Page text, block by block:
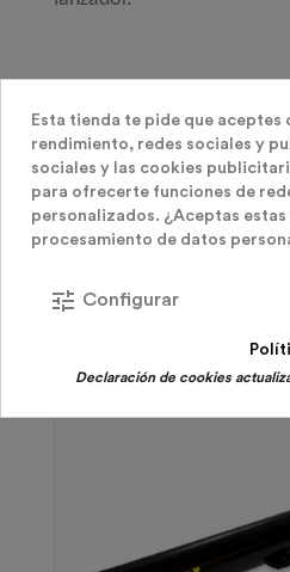
PRODUCTOS
PRODUCTOS EN LA
Agotado
Esta tienda te pide que aceptes
rendimiento, redes sociales y
sociales y las cookies
para ofrecerte funciones de
personalizados. ¿Aceptas estas
procesamiento de datos
tune Configurar
Declaración de cookies